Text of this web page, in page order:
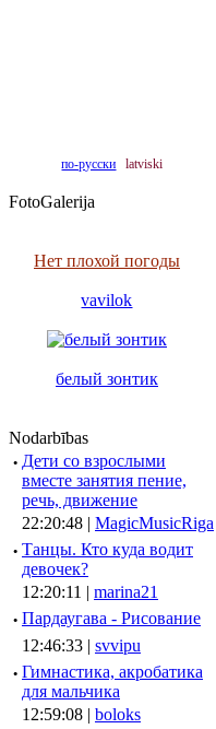
по-русски latviski
FotoGalerija
Нет плохой погоды
vavilok
белый зонтик
Nodarbības
· Дети со взрослыми
вместе занятия пение,
речь, движение
22:20:48 | MagicMusicRiga
· Танцы. Кто куда водит
девочек?
12:20:11 | marina21
· Пардаугава - Рисование
12:46:33 | svvipu
· Гимнастика, акробатика
для мальчика
12:59:08 | boloks